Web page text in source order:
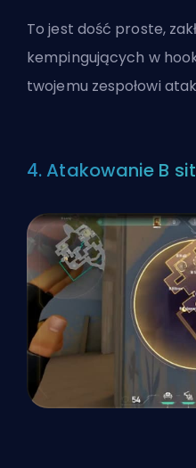
To jest dość proste,
kempingujących w
twojemu zespołowi
4. Atakowanie B